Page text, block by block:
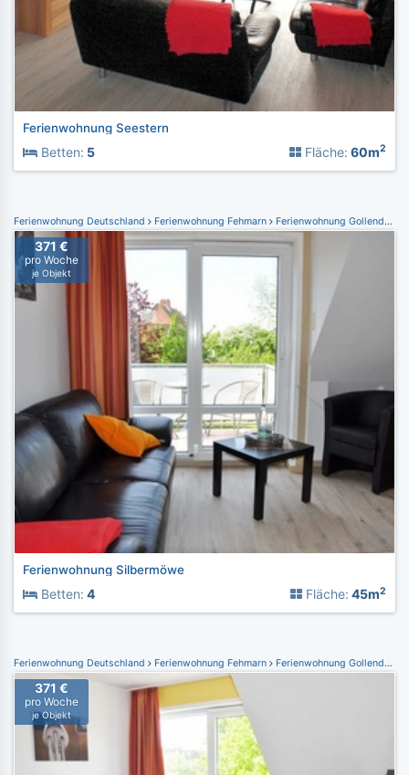
Ferienwohnung Seestern
Betten: 5 Fläche: 60m2
Ferienwohnung Deutschland Ferienwohnung Fehmarn Ferienwohnung Gollendorf
371 €
pro Woche
je Objekt
Ferienwohnung Silbermöwe
Betten: 4 Fläche: 45m2
Ferienwohnung Deutschland Ferienwohnung Fehmarn Ferienwohnung Gollendorf
371 €
pro Woche
je Objekt